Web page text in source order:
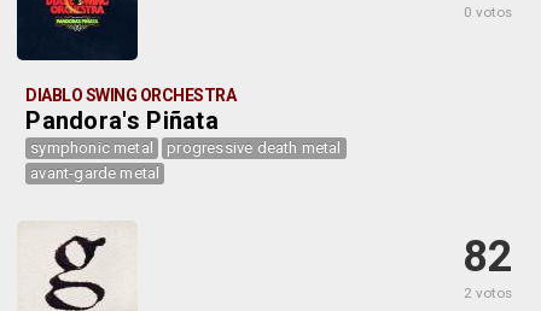
0 votos
DIABLO SWING ORCHESTRA
Pandora's Piñata
symphonic metal
progressive death metal
avant-garde metal
82
2 votos